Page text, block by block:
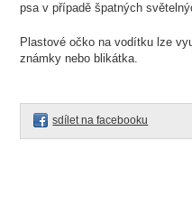
psa v případě špatných
Plastové očko na vodítku lze
známky nebo blikátka.
sdílet na facebooku